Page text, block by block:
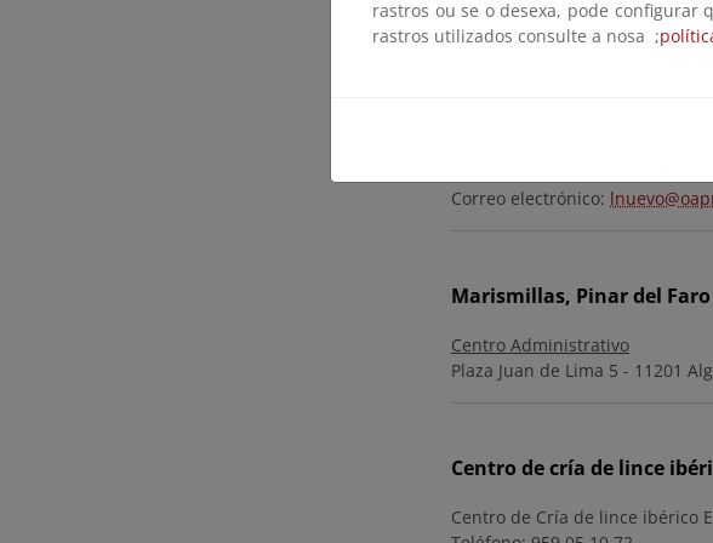
Correo electrónico:
Marismillas, Pinar del
Centro Administrativo
Plaza Juan de Lima 5 - 11201
Centro de cría de lince
Centro de Cría de lince ibérico
rastros ou se o desexa, pode
rastros utilizados consulte a nosa ;